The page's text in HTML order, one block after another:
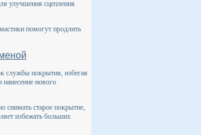
улучшения сцепления
помогут продлить
службы покрытия, избегая
нанесение нового
снимать старое покрытие,
избежать больших